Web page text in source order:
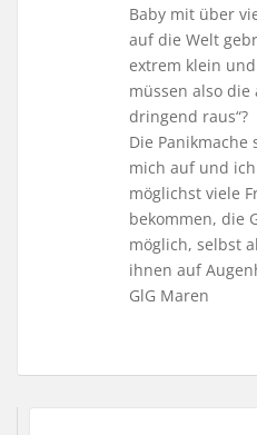
Baby mit über
auf die Welt
extrem klein
müssen also
dringend raus“?
Die
mich auf und
möglichst viele
bekommen, die
möglich, selbst
ihnen auf
GlG Maren